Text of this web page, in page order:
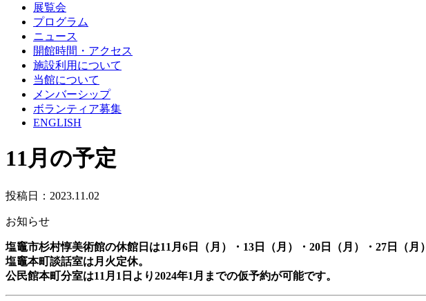
展覧会
プログラム
ニュース
開館時間・アクセス
施設利用について
当館について
メンバーシップ
ボランティア募集
ENGLISH
11月の予定
投稿日：2023.11.02
お知らせ
塩竈市杉村惇美術館の休館日は11月6日（月）・13日（月）・20日（月）・27日（月）
塩竈本町談話室は月火定休。
公民館本町分室は11月1日より2024年1月までの仮予約が可能です。